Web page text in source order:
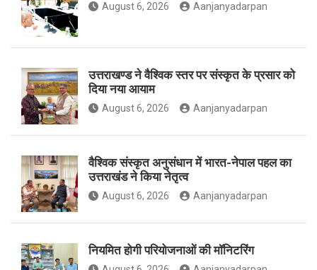
k
m
August 6, 2026 Aanjanyadarpan
उत्तराखण्ड ने वैश्विक स्तर पर संस्कृत के प्रसार को
दिया नया आयाम
August 6, 2026 Aanjanyadarpan
वैश्विक संस्कृत अनुसंधान में भारत-नेपाल पहल का
उत्तराखंड ने किया नेतृत्व
August 6, 2026 Aanjanyadarpan
नियमित होगी परियोजनाओं की मॉनिटरिंग